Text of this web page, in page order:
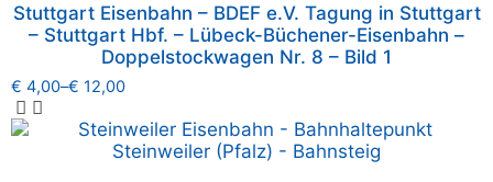
Stuttgart Eisenbahn – BDEF e.V. Tagung in Stuttgart
– Stuttgart Hbf. – Lübeck-Büchener-Eisenbahn –
Doppelstockwagen Nr. 8 – Bild 1
€ 4,00–€ 12,00